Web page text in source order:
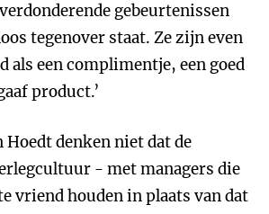
gebeurtenissen
tegenover staat. Ze zijn even
als een complimentje, een goed
product.’
Hoedt denken niet dat de
- met managers die
vriend houden in plaats van dat